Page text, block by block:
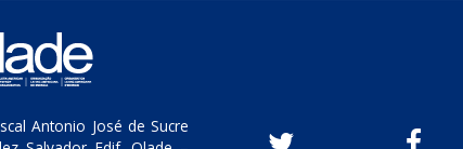
Antonio José de Sucre